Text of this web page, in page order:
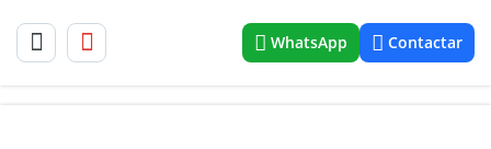
WhatsApp Contactar